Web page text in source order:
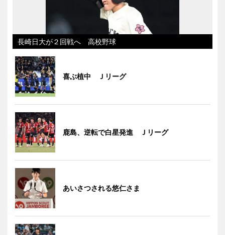
長崎日大が２回戦へ 高校野球
喜ぶ植中 Ｊリーグ
鹿島、逆転で白星発進 Ｊリーグ
あいさつされる悠仁さま